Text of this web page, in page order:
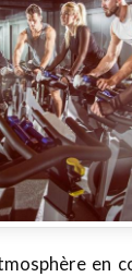
en